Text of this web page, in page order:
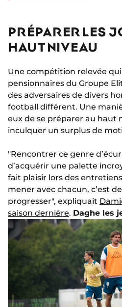
PRÉPARER LES
HAUT NIVEAU
Une compétition relevée
pensionnaires du Groupe
des adversaires de divers
football différent. Une
eux de se préparer au haut
inculquer un surplus de
"Rencontrer ce genre
d’acquérir une palette
fait plaisir lors des
mener avec chacun, c’est
progresser", expliquait
saison dernière. Daghe les